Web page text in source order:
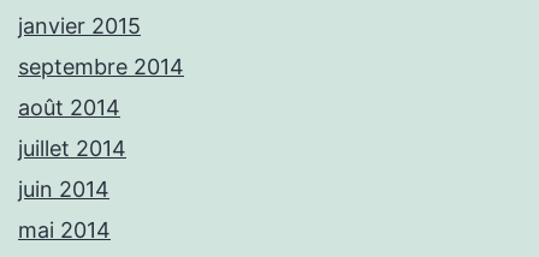
janvier 2015
septembre 2014
août 2014
juillet 2014
juin 2014
mai 2014